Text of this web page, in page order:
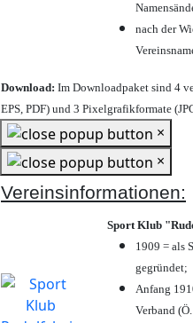
nach der
Download: Im Downloadpaket sind 4
EPS, PDF) und 3 Pixelgrafikformate
×
×
Vereinsinformationen:
Sport Klub
1909 = als
gegründet;
Anfang
Verband